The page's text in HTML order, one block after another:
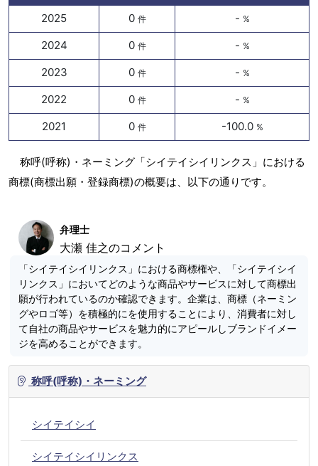
2025
0 件 - %
2024 0 件 - %
2023 0 件 - %
2022 0 件 - %
2021 0 件 -100.0 %
称呼(呼称)・ネーミング「シイテイシイリンクス」における
商標(商標出願・登録商標)の概要は、以下の通りです。
弁理士
大瀬 佳之のコメント
「シイテイシイリンクス」における商標権や、「シイテイシイ
リンクス」においてどのような商品やサービスに対して商標出
願が行われているのか確認できます。企業は、商標（ネーミン
グやロゴ等）を積極的にを使用することにより、消費者に対し
て自社の商品やサービスを魅力的にアピールしブランドイメー
ジを高めることができます。
称呼(呼称)・ネーミング
シイテイシイ
シイテイシイリンクス